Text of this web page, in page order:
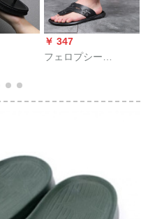
ドの
2020夏
す。
￥ 347
フェロプシー
ダンル男性つま先カ
B 20黒42